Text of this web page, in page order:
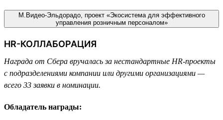
М.Видео-Эльдорадо, проект «Экосистема для эффективного
управления розничным персоналом»
HR-КОЛЛАБОРАЦИЯ
Награда от Сбера вручалась за нестандартные HR-проекты
с подразделениями компании или другими организациями —
всего 33 заявки в номинации.
Обладатель награды: